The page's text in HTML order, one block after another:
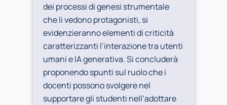
dei processi di genesi strumentale
che li vedono protagonisti, si
evidenzieranno elementi di criticità
caratterizzanti l’interazione tra utenti
umani e IA generativa. Si concluderà
proponendo spunti sul ruolo che i
docenti possono svolgere nel
supportare gli studenti nell’adottare